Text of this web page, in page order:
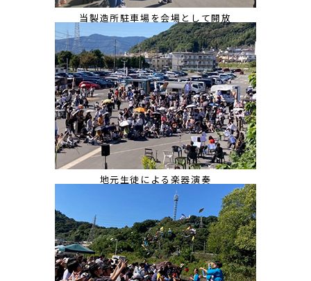
当製造所駐車場を会場として開放
地元生徒による楽器演奏